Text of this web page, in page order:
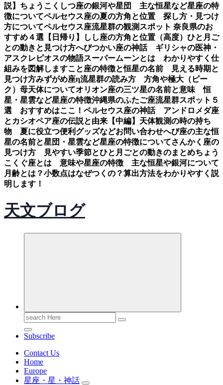
説】 ちょうこくしつ座の銀河や星団 主な恒星など星座の特
徴についてペルセウス座の夏の方角と位置 探し方・見つけ
方についてペルセウス座流星群の観測スポット 奈良県のお
すすめ４選【日帰り】
しし座の方角と位置（高度）ひと月ご
との動きと見つけ方へびつかい座の神話 ギリシャの医神・
アスクレピオスの物語スーパームーンとは わかりやすく仕
組みを図解しますこと座の特徴と恒星の名前 見える時期と
見つけ方みずがめ座η流星群の読み方 方角や極大（ピー
ク）母天体についてオリオン座の三ツ星の名前と意味 恒
星・星雲など星座の特徴沖縄県のふたご座流星群スポット５
選 おすすめはここ！ ペルセウス座の神話 アンドロメダ座
とカシオペア座の伝説と由来【中編】 天体観測の時の持ち
物 夏に役立つ便利グッズなどお問い合わせへび座の主な恒
星の名前と星団・星雲など星座の特徴についてさんかく座の
見つけ方 見やすい季節とひと月ごとの動きのまとめちょう
こくぐ座とは 意味や星座の特徴 主な恒星や銀河について
月齢とは？小数点はなぜつくの？算出方法をわかりやすく説
明します！
天文ブログ
Search
for:
Subscribe
Contact Us
Home
Europe
星座・星・神話